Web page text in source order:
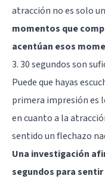
atracción no es solo
momentos que
acentúan esos
3. 30 segundos son
Puede que hayas
primera impresión es
en cuanto a la
sentido un flechazo
Una investigación
segundos para